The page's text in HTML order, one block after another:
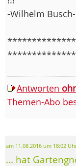
-Wilhelm Busch-
Antworten
Themen-Abo
am 11.08.2016 um 18:02
... hat